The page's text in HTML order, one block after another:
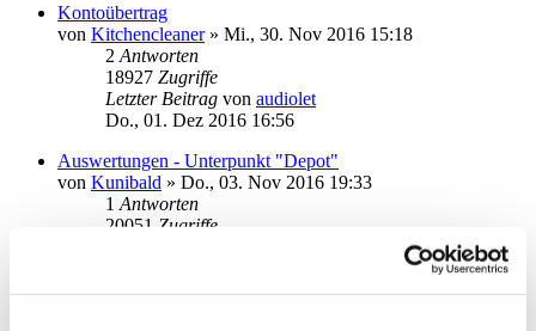
Kontoübertrag
von Kitchencleaner» Mi., 30. Nov 2016 15:18
2 Antworten
18927 Zugriffe
Letzter Beitrag von audiolet
Do., 01. Dez 2016 16:56
Auswertungen - Unterpunkt "Depot"
von Kunibald » Do., 03. Nov 2016 19:33
1 Antworten
20051 Zugriffe